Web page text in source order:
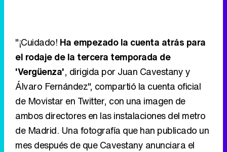
"¡Cuidado! Ha empezado la cuenta atrás para
el rodaje de la tercera temporada de
'Vergüenza', dirigida por Juan Cavestany y
Álvaro Fernández", compartió la cuenta oficial
de Movistar en Twitter, con una imagen de
ambos directores en las instalaciones del metro
de Madrid. Una fotografía que han publicado un
mes después de que Cavestany anunciara el